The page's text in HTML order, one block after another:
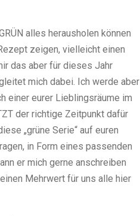
alles herausholen können
zeigen, vielleicht einen
das aber für dieses Jahr
mich dabei. Ich werde aber
einer eurer Lieblingsräume im
der richtige Zeitpunkt dafür
„grüne Serie“ auf euren
in Form eines passenden
er mich gerne anschreiben
Mehrwert für uns alle hier